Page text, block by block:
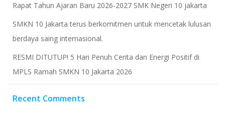
Rapat Tahun Ajaran Baru 2026-2027 SMK Negeri 10 jakarta
​SMKN 10 Jakarta terus berkomitmen untuk mencetak lulusan
berdaya saing internasional.
RESMI DITUTUP! 5 Hari Penuh Cerita dan Energi Positif di
MPLS Ramah SMKN 10 Jakarta 2026
Recent Comments